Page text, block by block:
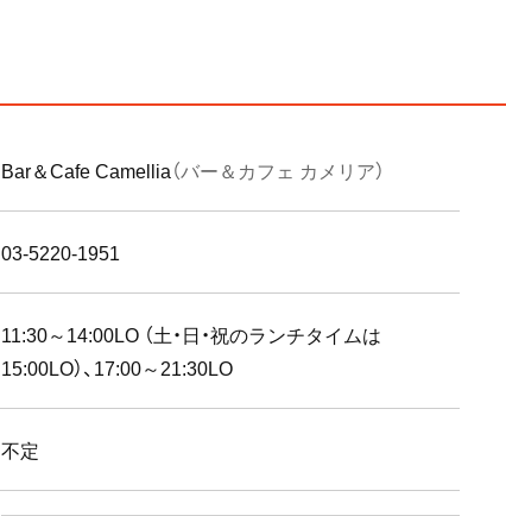
Bar＆Cafe Camellia（バー＆カフェ カメリア）
03-5220-1951
11:30～14:00LO （土・日・祝のランチタイムは
15:00LO）、17:00～21:30LO
不定